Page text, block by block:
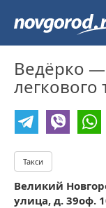
Ведёрко —
легкового
Такси
Великий
улица, д. 39оф.